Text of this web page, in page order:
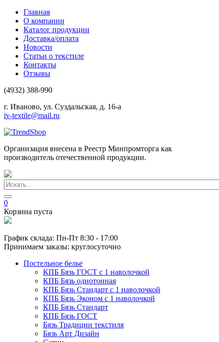
Главная
О компании
Каталог продукции
Доставка/оплата
Новости
Статьи о текстиле
Контакты
Отзывы
(4932) 388-990
г. Иваново, ул. Суздальская, д. 16-а
iv-textile@mail.ru
Организация внесена в Реестр Минпромторга как
производитель отечественной продукции.
0
Корзина пуста
График склада: Пн-Пт 8:30 - 17:00
Принимаем заказы: круглосуточно
Постельное белье
КПБ Бязь ГОСТ c 1 наволочкой
КПБ Бязь однотонная
КПБ Бязь Стандарт c 1 наволочкой
КПБ Бязь Эконом с 1 наволочкой
КПБ Бязь Стандарт
КПБ Бязь ГОСТ
Бязь Традиции текстиля
Бязь Арт Дизайн